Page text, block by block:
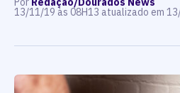
13/11/19 às 08H13 atualizado em